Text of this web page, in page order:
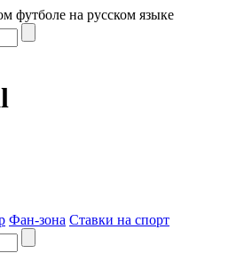
футболе на русском языке
Фан-зона Ставки на спорт